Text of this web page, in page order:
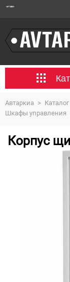
Автаркиа > Каталог
Шкафы управления
Корпус